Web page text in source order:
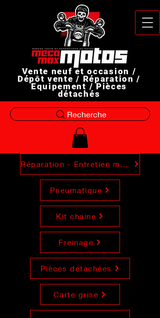
Recherche
Vente neuf et occasion /
Dépôt vente / Réparation /
Equipement / Pièces
détachés
Réparation - Entretien moto
Pneumatique
Kit chaine
Freinage
Pièces détachées
Carte grise